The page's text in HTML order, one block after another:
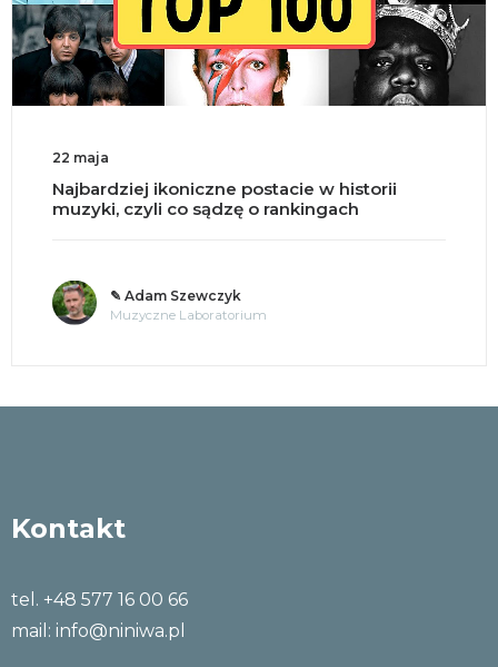
22 maja
Najbardziej ikoniczne postacie w historii
muzyki, czyli co sądzę o rankingach
✎ Adam Szewczyk
Muzyczne Laboratorium
Kontakt
tel. +48 577 16 00 66
mail: info@niniwa.pl